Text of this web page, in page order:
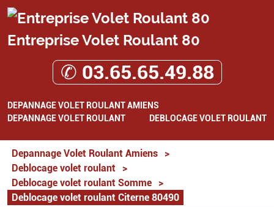
Entreprise Volet Roulant 80
✆ 03.65.65.49.88
DEPANNAGE VOLET ROULANT AMIENS
DEPANNAGE VOLET ROULANT
DEBLOCAGE VOLET ROULANT
Depannage Volet Roulant Amiens
>
Deblocage volet roulant
>
Deblocage volet roulant Somme
>
Deblocage volet roulant Citerne 80490